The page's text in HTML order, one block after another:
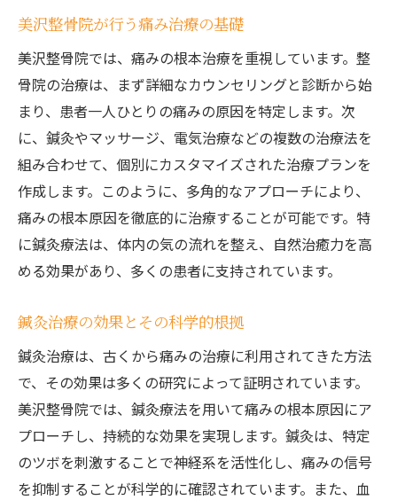
北広島市の患者さんの声
地域の特性に合わせた治療法の開発
地域密着型の痛み治療施設としての役割
北広島市での鍼灸と整骨院の普及
美沢整骨院の地域貢献活動
鍼灸と最新技術の融合美沢整骨院の痛み治療
伝統的な鍼灸と現代技術の統合
美沢整骨院で使用される最新治療機器
鍼灸治療の進化と未来
融合治療の実例と効果
鍼灸と電気治療の相乗効果
美沢整骨院の個別治療プランで痛みを解消
個別治療プランの立案プロセス
一人ひとりに合わせたオーダーメイド治療
治療プランの効果を最大化する秘訣
美沢整骨院が行う痛み治療の基礎
美沢整骨院では、痛みの根本治療を重視しています。整
骨院の治療は、まず詳細なカウンセリングと診断から始
まり、患者一人ひとりの痛みの原因を特定します。次
に、鍼灸やマッサージ、電気治療などの複数の治療法を
組み合わせて、個別にカスタマイズされた治療プランを
作成します。このように、多角的なアプローチにより、
痛みの根本原因を徹底的に治療することが可能です。特
に鍼灸療法は、体内の気の流れを整え、自然治癒力を高
める効果があり、多くの患者に支持されています。
鍼灸治療の効果とその科学的根拠
鍼灸治療は、古くから痛みの治療に利用されてきた方法
で、その効果は多くの研究によって証明されています。
美沢整骨院では、鍼灸療法を用いて痛みの根本原因にア
プローチし、持続的な効果を実現します。鍼灸は、特定
のツボを刺激することで神経系を活性化し、痛みの信号
を抑制することが科学的に確認されています。また、血